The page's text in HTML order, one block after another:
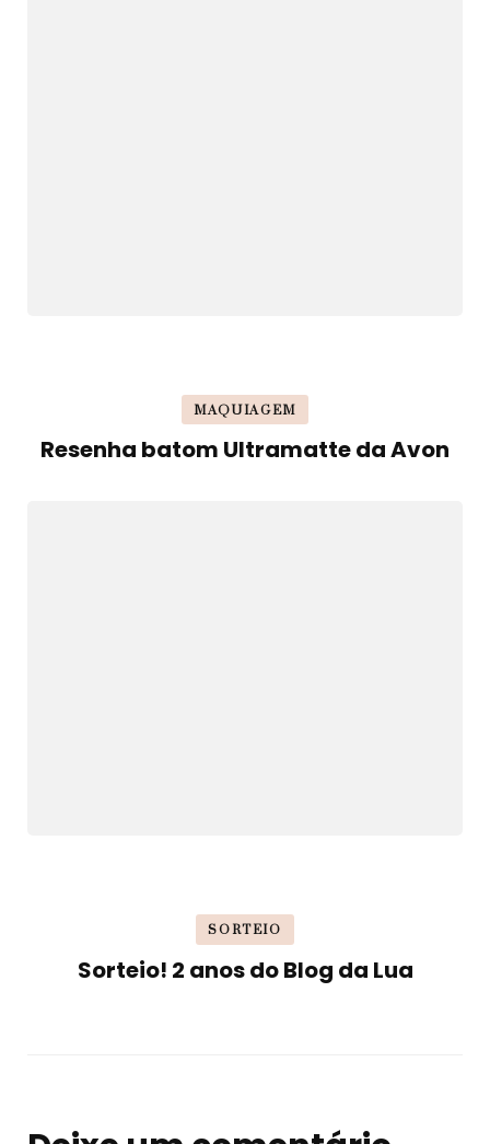
MAQUIAGEM
Resenha batom Ultramatte da Avon
SORTEIO
Sorteio! 2 anos do Blog da Lua